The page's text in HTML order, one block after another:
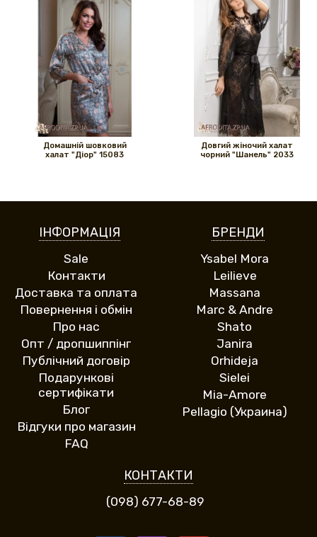
Домашній шовковий
халат "Діор" 15083
Довгий жіночий халат
чорний "Шанель" 2033
ІНФОРМАЦІЯ
Sale
Контакти
Доставка та оплата
Повернення і обмін
Про нас
Опт / дропшиппінг
Публічний договір
Подарункові
сертифікати
Блог
Відгуки про магазин
FAQ
БРЕНДИ
Ysabel Mora
Leilieve
Massana
Marc & Andre
Shato
Janira
Orhideja
Sielei
Mia-Amore
Pellagio (Украина)
КОНТАКТИ
(098) 677-68-89